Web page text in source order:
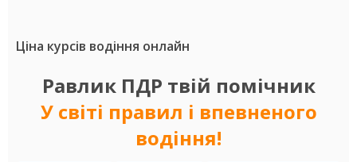
Ціна курсів водіння онлайн
Равлик ПДР твій помічник
У світі правил і впевненого
водіння!